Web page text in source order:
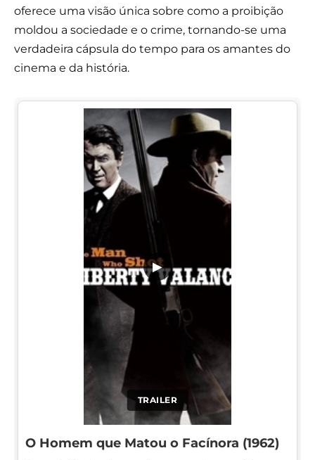
oferece uma visão única sobre como a proibição
moldou a sociedade e o crime, tornando-se uma
verdadeira cápsula do tempo para os amantes do
cinema e da história.
TRAILER
▶
O Homem que Matou o Facínora (1962)